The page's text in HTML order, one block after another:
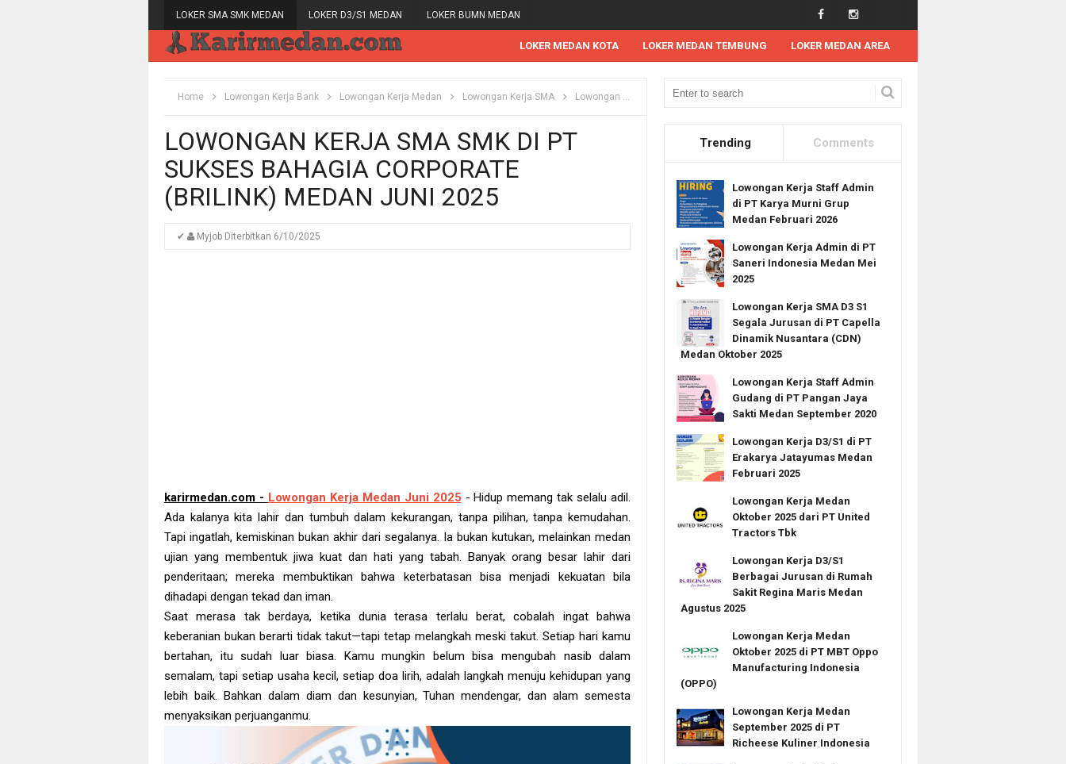
LOKER SMA SMK MEDAN LOKER D3/S1 MEDAN LOKER BUMN MEDAN
LOKER MEDAN KOTA LOKER MEDAN TEMBUNG LOKER MEDAN AREA
Home Lowongan Kerja Bank Lowongan Kerja Medan Lowongan Kerja SMA Lowongan Kerja SMK Lowongan Kerja Tahun 2025 Lowongan Kerja SMA SMK di PT Sukses Bahagia
LOWONGAN KERJA SMA SMK DI PT
SUKSES BAHAGIA CORPORATE
(BRILINK) MEDAN JUNI 2025
✔ Myjob Diterbitkan 6/10/2025
karirmedan.com - Lowongan Kerja Medan Juni 2025 - Hidup memang tak selalu adil.
Ada kalanya kita lahir dan tumbuh dalam kekurangan, tanpa pilihan, tanpa kemudahan.
Tapi ingatlah, kemiskinan bukan akhir dari segalanya. Ia bukan kutukan, melainkan medan
ujian yang membentuk jiwa kuat dan hati yang tabah. Banyak orang besar lahir dari
penderitaan; mereka membuktikan bahwa keterbatasan bisa menjadi kekuatan bila
dihadapi dengan tekad dan iman.
Saat merasa tak berdaya, ketika dunia terasa terlalu berat, cobalah ingat bahwa
keberanian bukan berarti tidak takut—tapi tetap melangkah meski takut. Setiap hari kamu
bertahan, itu sudah luar biasa. Kamu mungkin belum bisa mengubah nasib dalam
semalam, tapi setiap usaha kecil, setiap doa lirih, adalah langkah menuju kehidupan yang
lebih baik. Bahkan dalam diam dan kesunyian, Tuhan mendengar, dan alam semesta
menyaksikan perjuanganmu.
Trending Comments
Lowongan Kerja Staff Admin
di PT Karya Murni Grup
Medan Februari 2026
Lowongan Kerja Admin di PT
Saneri Indonesia Medan Mei
2025
Lowongan Kerja SMA D3 S1
Segala Jurusan di PT Capella
Dinamik Nusantara (CDN)
Medan Oktober 2025
Lowongan Kerja Staff Admin
Gudang di PT Pangan Jaya
Sakti Medan September 2020
Lowongan Kerja D3/S1 di PT
Erakarya Jatayumas Medan
Februari 2025
Lowongan Kerja Medan
Oktober 2025 dari PT United
Tractors Tbk
Lowongan Kerja D3/S1
Berbagai Jurusan di Rumah
Sakit Regina Maris Medan
Agustus 2025
Lowongan Kerja Medan
Oktober 2025 di PT MBT Oppo
Manufacturing Indonesia
(OPPO)
Lowongan Kerja Medan
September 2025 di PT
Richeese Kuliner Indonesia